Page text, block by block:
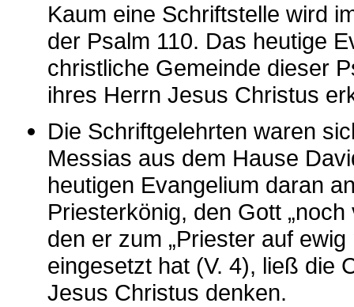
Kaum eine Schriftstelle wird
der Psalm 110. Das heutige
christliche Gemeinde dieser
ihres Herrn Jesus Christus
Die Schriftgelehrten waren
Messias aus dem Hause
heutigen Evangelium daran
Priesterkönig, den Gott
den er zum „Priester auf
eingesetzt hat (V. 4), ließ die
Jesus Christus denken.